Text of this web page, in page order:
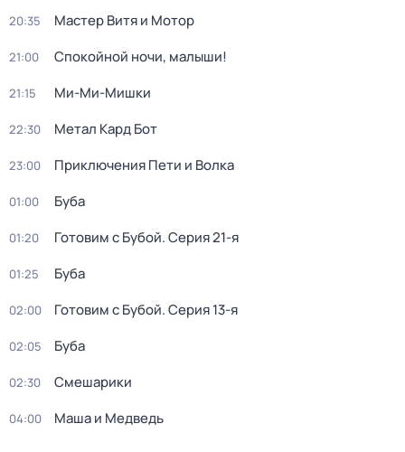
20:35 Мастер Витя и Мотор
21:00 Спокойной ночи, малыши!
21:15 Ми-Ми-Мишки
22:30 Метал Кард Бот
23:00 Приключения Пети и Волка
01:00 Буба
01:20 Готовим с Бубой. Серия 21-я
01:25 Буба
02:00 Готовим с Бубой. Серия 13-я
02:05 Буба
02:30 Смешарики
04:00 Маша и Медведь